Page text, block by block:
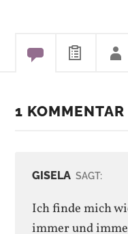
1 KOMMENTAR
GISELA SAGT:
Ich finde mich
immer und